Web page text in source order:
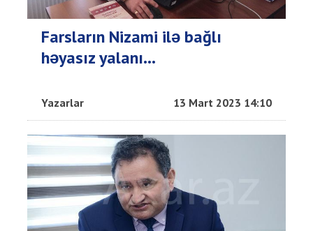
Farsların Nizami ilə bağlı
həyasız yalanı…
Yazarlar 13 Mart 2023 14:10